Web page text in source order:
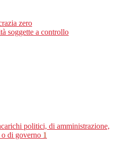
zero
soggette a controllo
politici, di amministrazione,
di governo 1